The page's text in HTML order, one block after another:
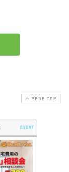
PAGE TOP
EVENT